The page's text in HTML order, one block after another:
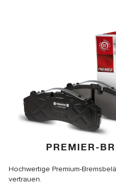
PREMIER-
Hochwertige Premium-
vertrauen.